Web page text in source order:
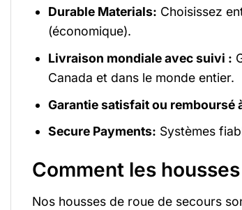
Durable Materials: Choisissez
(économique).
Livraison mondiale avec suivi :
Canada et dans le monde entier.
Garantie satisfait ou remboursé
Secure Payments: Systèmes
Comment les
Nos housses de roue de secours